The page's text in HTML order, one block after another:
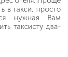
в такси, просто
нужная Вам
таксисту два-